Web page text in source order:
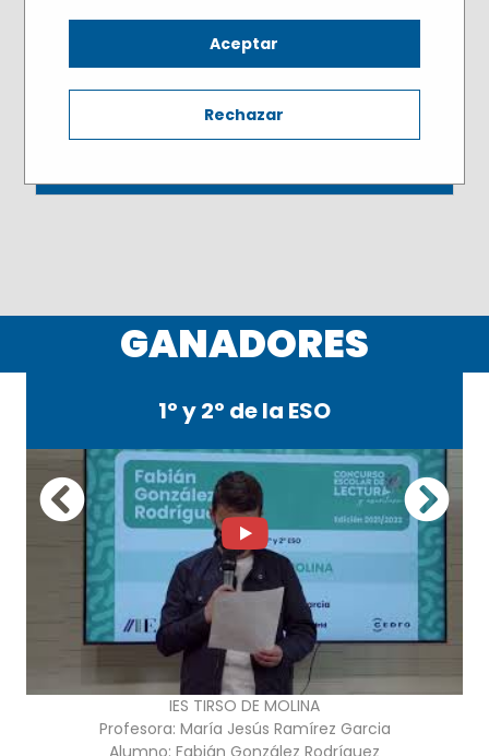
GANADORES
1º y 2º de la ESO
IES TIRSO DE MOLINA
Profesora: María Jesús Ramírez Garcia
Alumno: Fabián González Rodríguez
Aceptar
Rechazar